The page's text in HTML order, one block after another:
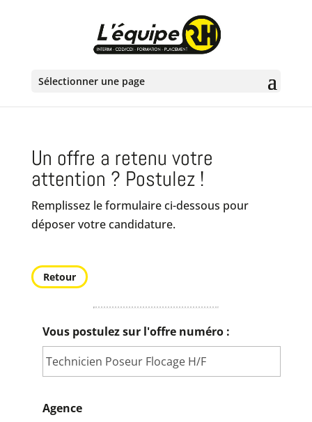
Sélectionner une page
Un offre a retenu votre
attention ? Postulez !
Remplissez le formulaire ci-dessous pour
déposer votre candidature.
Retour
Vous postulez sur l'offre numéro :
Agence